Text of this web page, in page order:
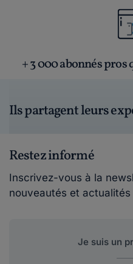
+ 3 000 abonnés
Ils partagent leurs
Restez informé
Inscrivez-vous à la
nouveautés et